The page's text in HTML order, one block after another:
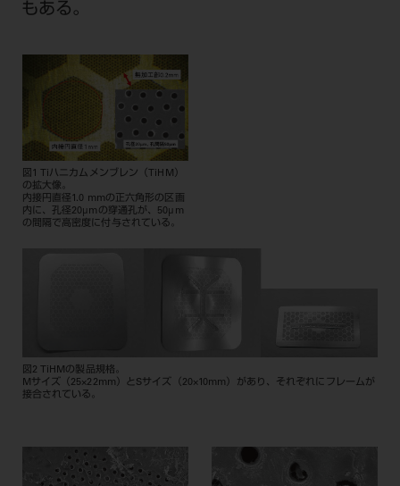
もある。
図1 Tiハニカムメンブレン（TiHM）
の拡大像。
内接円直径1.0 mmの正六角形の区画
内に、孔径20μmの穿通孔が、50μm
の間隔で高密度に付与されている。
図2 TiHMの製品規格。
Mサイズ（25×22mm）とSサイズ（20×10mm）があり、それぞれにフレームが
接合されている。